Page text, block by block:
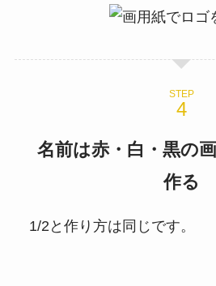
STEP
名前は赤・白・黒の
作る
1/2と作り方は同じです。